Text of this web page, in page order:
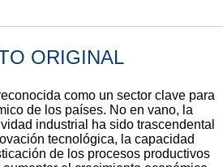
ORIGINAL
como un sector clave para
de los países. No en vano, la
industrial ha sido trascendental
tecnológica, la capacidad
de los procesos productivos